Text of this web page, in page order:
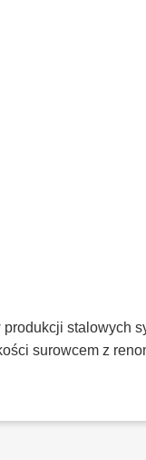
stalowych
surowcem z